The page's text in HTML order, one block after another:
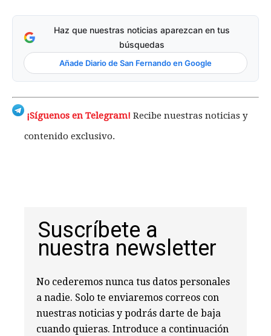
Haz que nuestras noticias aparezcan en tus
búsquedas
Añade Diario de San Fernando en Google
¡Síguenos en Telegram! Recibe nuestras noticias y
contenido exclusivo.
Suscríbete a
nuestra newsletter
No cederemos nunca tus datos personales
a nadie. Solo te enviaremos correos con
nuestras noticias y podrás darte de baja
cuando quieras. Introduce a continuación